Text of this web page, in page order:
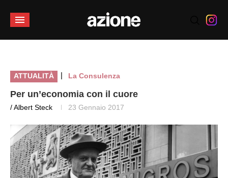
ATTUALITÀ | La Consulenza
Per un’economia con il cuore
/ Albert Steck 23 Gennaio 2017